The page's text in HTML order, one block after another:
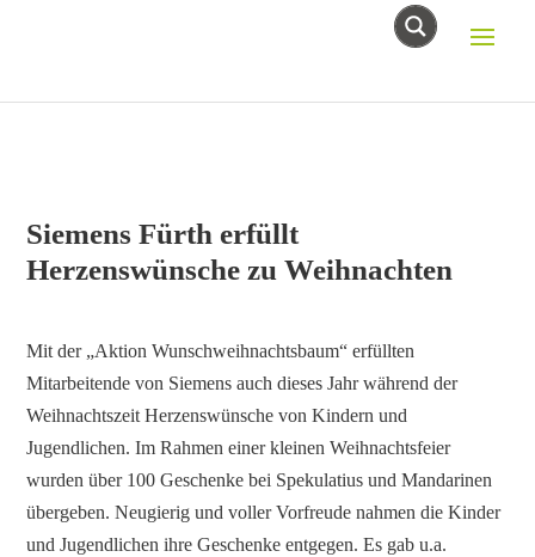
Siemens Fürth erfüllt
Herzenswünsche zu Weihnachten
Mit der „Aktion Wunschweihnachtsbaum“ erfüllten
Mitarbeitende von Siemens auch dieses Jahr während der
Weihnachtszeit Herzenswünsche von Kindern und
Jugendlichen. Im Rahmen einer kleinen Weihnachtsfeier
wurden über 100 Geschenke bei Spekulatius und Mandarinen
übergeben. Neugierig und voller Vorfreude nahmen die Kinder
und Jugendlichen ihre Geschenke entgegen. Es gab u.a.